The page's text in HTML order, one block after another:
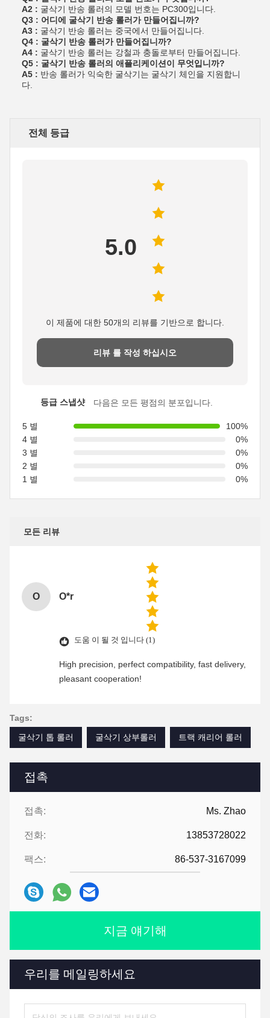
접촉
접촉: Ms. Zhao
전화: 13853728022
팩스: 86-537-3167099
지금 얘기해
우리를 메일링하세요
A2 : 굴삭기 반송 롤러의 모델 번호는 PC300입니다.
Q3 : 어디에 굴삭기 반송 롤러가 만들어집니까?
A3 : 굴삭기 반송 롤러는 중국에서 만들어집니다.
Q4 : 굴삭기 반송 롤러가 만들어집니까?
A4 : 굴삭기 반송 롤러는 강철과 충돌로부터 만들어집니다.
Q5 : 굴삭기 반송 롤러의 애플리케이션이 무엇입니까?
A5 : 반송 롤러가 익숙한 굴삭기는 굴삭기 체인을 지원합니
다.
전체 등급
5.0
이 제품에 대한 50개의 리뷰를 기반으로 합니다.
리뷰 를 작성 하십시오
등급 스냅샷 다음은 모든 평점의 분포입니다.
5 별
100%
4 별
0%
3 별
0%
2 별
0%
1 별
0%
모든 리뷰
O O*r
도움 이 될 것 입니다 (1)
High precision, perfect compatibility, fast delivery,
pleasant cooperation!
Tags:
굴삭기 톱 롤러
굴삭기 상부롤러 트랙 캐리어 롤러